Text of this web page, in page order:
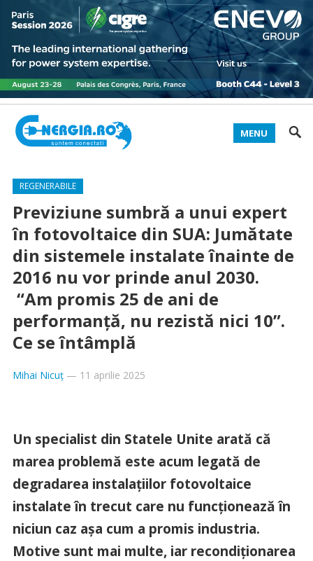
MENU
REGENERABILE
Previziune sumbră a unui expert
în fotovoltaice din SUA: Jumătate
din sistemele instalate înainte de
2016 nu vor prinde anul 2030.
“Am promis 25 de ani de
performanță, nu rezistă nici 10”.
Ce se întâmplă
Mihai Nicuț— 11 aprilie 2025
Un specialist din Statele Unite arată că
marea problemă este acum legată de
degradarea instalațiilor fotovoltaice
instalate în trecut care nu funcționează în
niciun caz așa cum a promis industria.
Motive sunt mai multe, iar recondiționarea